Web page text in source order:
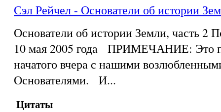
Сэл Рейчел - Основатели об истории
Основатели об истории Земли, часть 2
10 мая 2005 года ПРИМЕЧАНИЕ: Это
начатого вчера с нашими
Основателями. И...
Цитаты